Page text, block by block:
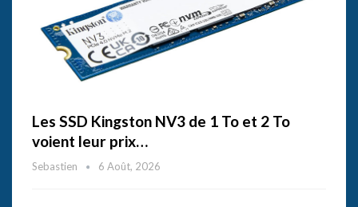
Les SSD Kingston NV3 de 1 To et 2 To
voient leur prix…
Sebastien 6 Août, 2026